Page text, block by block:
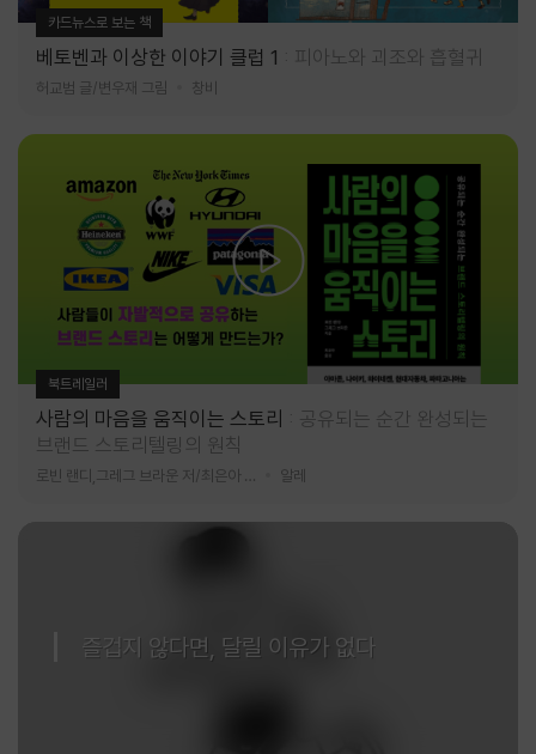
카드뉴스로 보는 책
베토벤과 이상한 이야기 클럽 1 피아노와 괴조와 흡혈귀
허교범 글/변우재 그림 창비
북트레일러
사람의 마음을 움직이는 스토리
공유되는 순간 완성되는
브랜드 스토리텔링의 원칙
알레
즐겁지 않다면, 달릴 이유가 없다